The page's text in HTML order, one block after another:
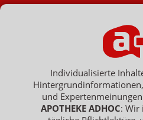
Hinweisgebersystem
Vertrag widerrufen
Individualisierte
und
APOTHEKE ADHOC: Wir